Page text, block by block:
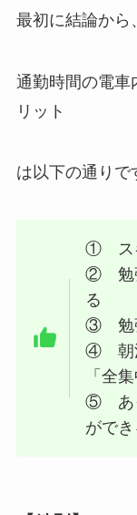
最初に結論から
通勤時間の電車
リット
は以下の通りで
① ス
② 勉
る
③ 勉
④ 朝
「全
⑤ あ
ができ